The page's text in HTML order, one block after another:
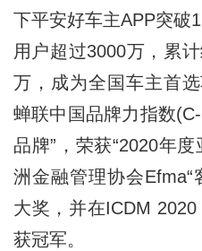
下平安好车主APP突破
用户超过3000万，累
万，成为全国车主首
蝉联中国品牌力指数
品牌”，荣获“2020年
洲金融管理协会Efma“
大奖，并在ICDM
获冠军。